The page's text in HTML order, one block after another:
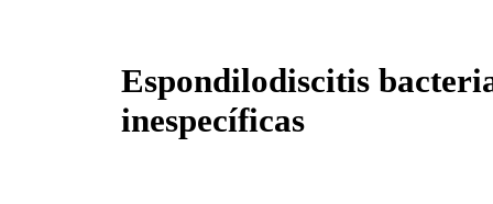
Espondilodiscitis
inespecíficas